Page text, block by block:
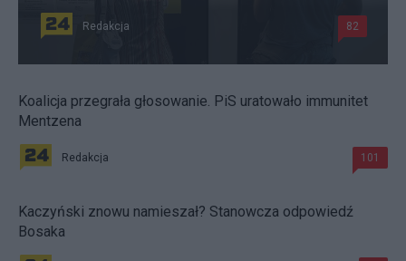
Redakcja 82
Koalicja przegrała głosowanie. PiS uratowało immunitet
Mentzena
Redakcja 101
Kaczyński znowu namieszał? Stanowcza odpowiedź
Bosaka